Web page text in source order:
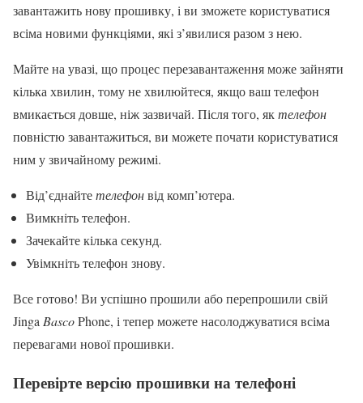
завантажить нову прошивку, і ви зможете користуватися
всіма новими функціями, які з’явилися разом з нею.
Майте на увазі, що процес перезавантаження може зайняти
кілька хвилин, тому не хвилюйтеся, якщо ваш телефон
вмикається довше, ніж зазвичай. Після того, яктелефон
повністю завантажиться, ви можете почати користуватися
ним у звичайному режимі.
Від’єднайтетелефонвід комп’ютера.
Вимкніть телефон.
Зачекайте кілька секунд.
Увімкніть телефон знову.
Все готово! Ви успішно прошили або перепрошили свій
Jinga BascoPhone, і тепер можете насолоджуватися всіма
перевагами нової прошивки.
Перевірте версію прошивки на телефоні